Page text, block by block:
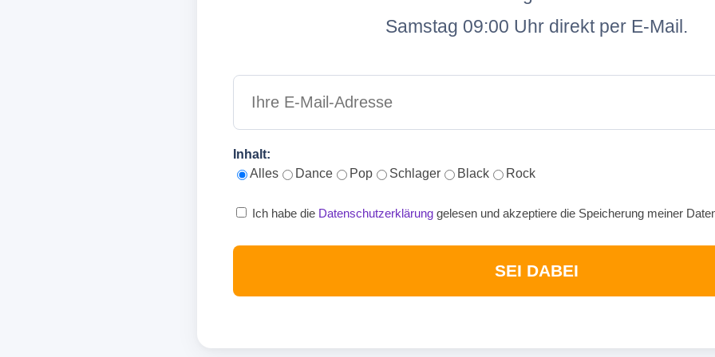
Samstag 09:00 Uhr direkt per E-Mail.
Inhalt:
Alles
Dance Pop Schlager Black Rock
Ich habe die Datenschutzerklärung gelesen und akzeptiere die Speicherung meiner
SEI DABEI